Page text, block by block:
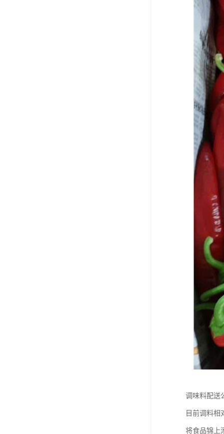
调味料配送
目前调料相
将食品锦上